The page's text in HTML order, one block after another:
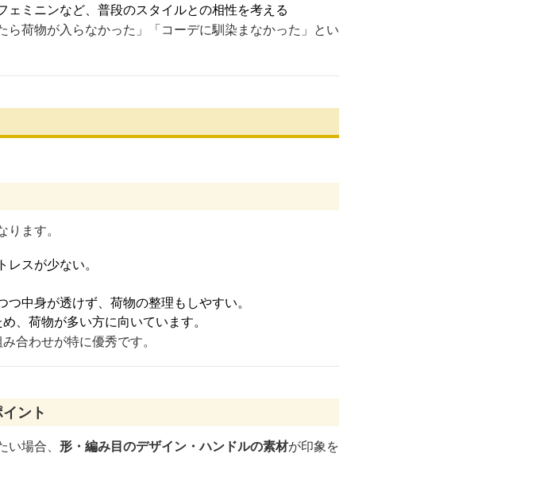
ェミニンなど、普段のスタイルとの相性を考える
荷物が入らなかった」「コーデに馴染まなかった」とい
ります。
スが少ない。
つ中身が透けず、荷物の整理もしやすい。
、荷物が多い方に向いています。
合わせが特に優秀です。
ント
場合、 形・編み目のデザイン・ハンドルの素材が印象を